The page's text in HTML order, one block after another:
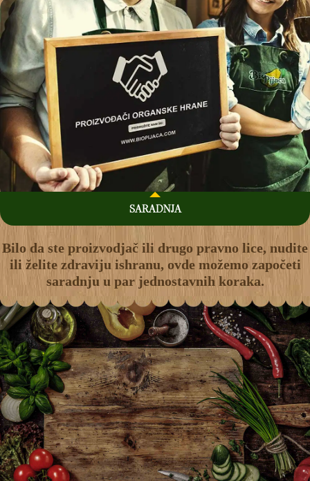
SARADNJA
Bilo da ste proizvodjač ili drugo pravno lice, nudite
ili želite zdraviju ishranu, ovde možemo započeti
saradnju u par jednostavnih koraka.